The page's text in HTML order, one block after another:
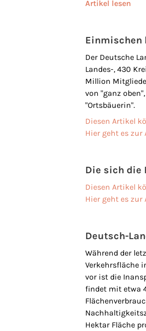
Artikel lesen
Einmischen
Der Deutsche
Landes-, 430
Million
von "ganz
"Ortsbäuerin".
Diesen Artikel
Hier geht es zur
Die sich die
Diesen Artikel
Hier geht es zur
Deutsch-
Während der
Verkehrsfläche
vor ist die
findet mit etwa
Hektar Fläche